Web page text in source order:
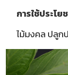
การใช้ประโย
ไม้มงคล ปลูกป